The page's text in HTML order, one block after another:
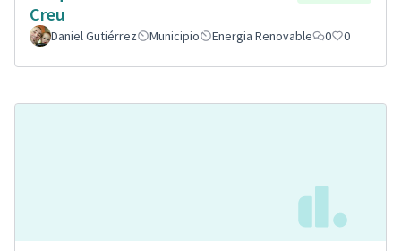
Creu
Daniel Gutiérrez Municipio Energia Renovable 0 0